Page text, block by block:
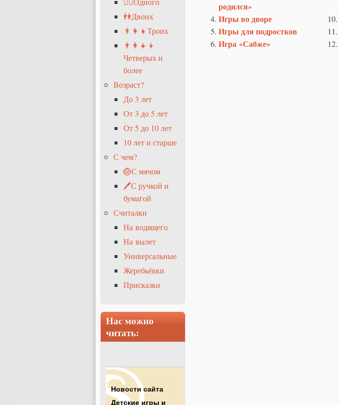
родился»
Игры во дворе
Игры для подростков
Игра «Сабже»
👫Двоих
👨‍👩‍👧Троих
👨‍👩‍👧‍👦
Четверых и
более
Возраст?
До 3 лет
От 3 до 5 лет
От 5 до 10 лет
10 лет и старше
С чем?
🏐С мячом
🖊С ручкой и
бумагой
Считалки
На водящего
На вылет
Универсальные
Жеребьёвки
Присказки
Нас можно
читать:
Новости сайта
Детские игры и